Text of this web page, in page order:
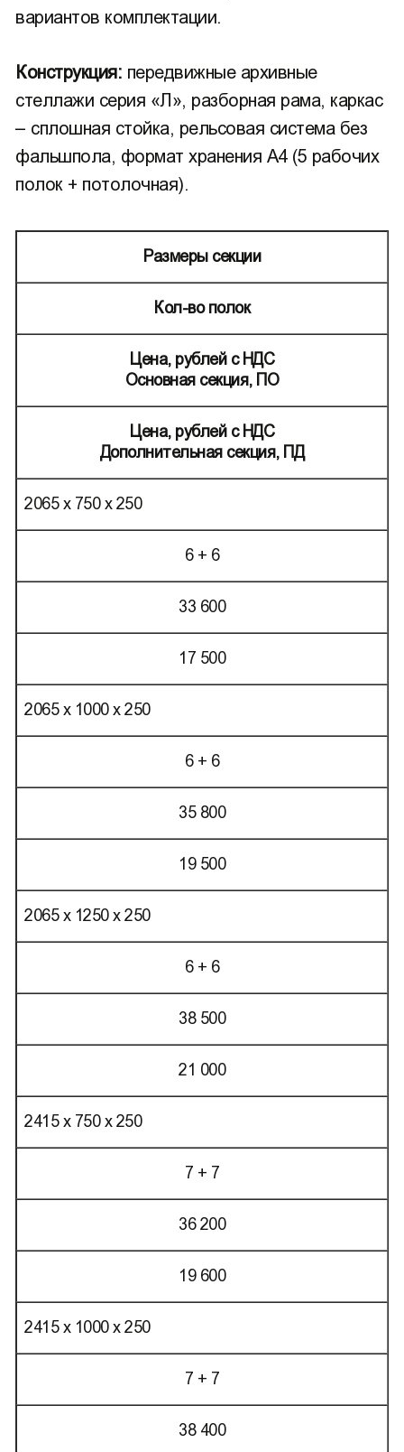
вариантов комплектации.
Конструкция: передвижные архивные
стеллажи серия «Л», разборная рама, каркас
– сплошная стойка, рельсовая система без
фальшпола, формат хранения А4 (5 рабочих
полок + потолочная).
Размеры секции
Кол-во полок
Цена, рублей с НДС
Основная секция, ПО
Цена, рублей с НДС
Дополнительная секция, ПД
2065 х 750 х 250
6 + 6
33 600
17 500
2065 х 1000 х 250
6 + 6
35 800
19 500
2065 х 1250 х 250
6 + 6
38 500
21 000
2415 х 750 х 250
7 + 7
36 200
19 600
2415 х 1000 х 250
7 + 7
38 400